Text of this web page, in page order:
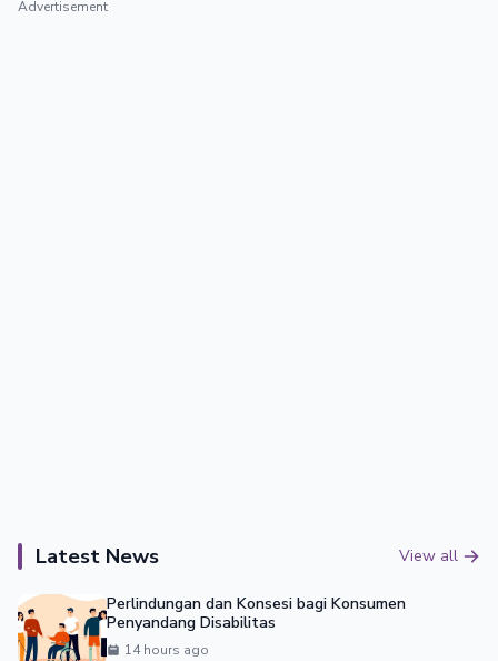
Advertisement
Latest News View all
Perlindungan dan Konsesi bagi Konsumen
Penyandang Disabilitas
14 hours ago